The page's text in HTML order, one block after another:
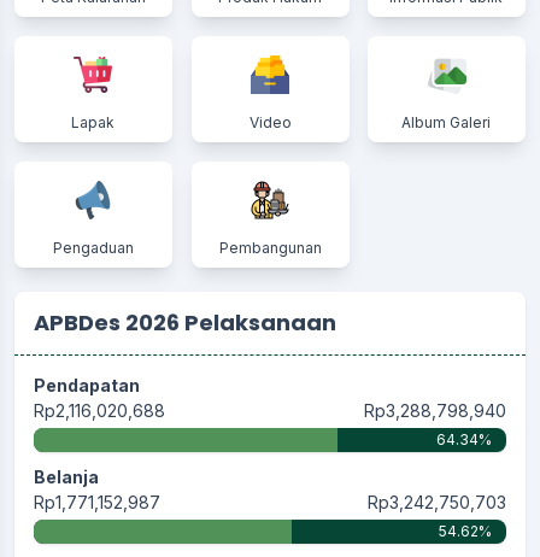
Lapak Video Album Galeri
Pengaduan Pembangunan
APBDes 2026 Pelaksanaan
Pendapatan
Rp2,116,020,688
Rp3,288,798,940
64.34%
Belanja
Rp1,771,152,987
Rp3,242,750,703
54.62%